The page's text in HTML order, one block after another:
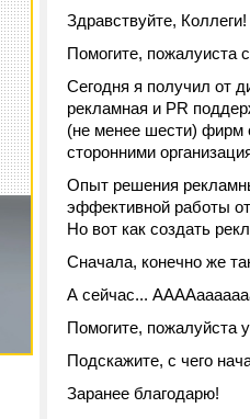
Здравствуйте, Коллеги!
Помогите, пожалуиста
Сегодня я получил от
рекламная и PR
(не менее шести) фирм
сторонними
Опыт решения
эффективной работы
Но вот как создать
Сначала, конечно же
А сейчас...
Помогите, пожалуйста
Подскажите, с чего
Заранее благодарю!